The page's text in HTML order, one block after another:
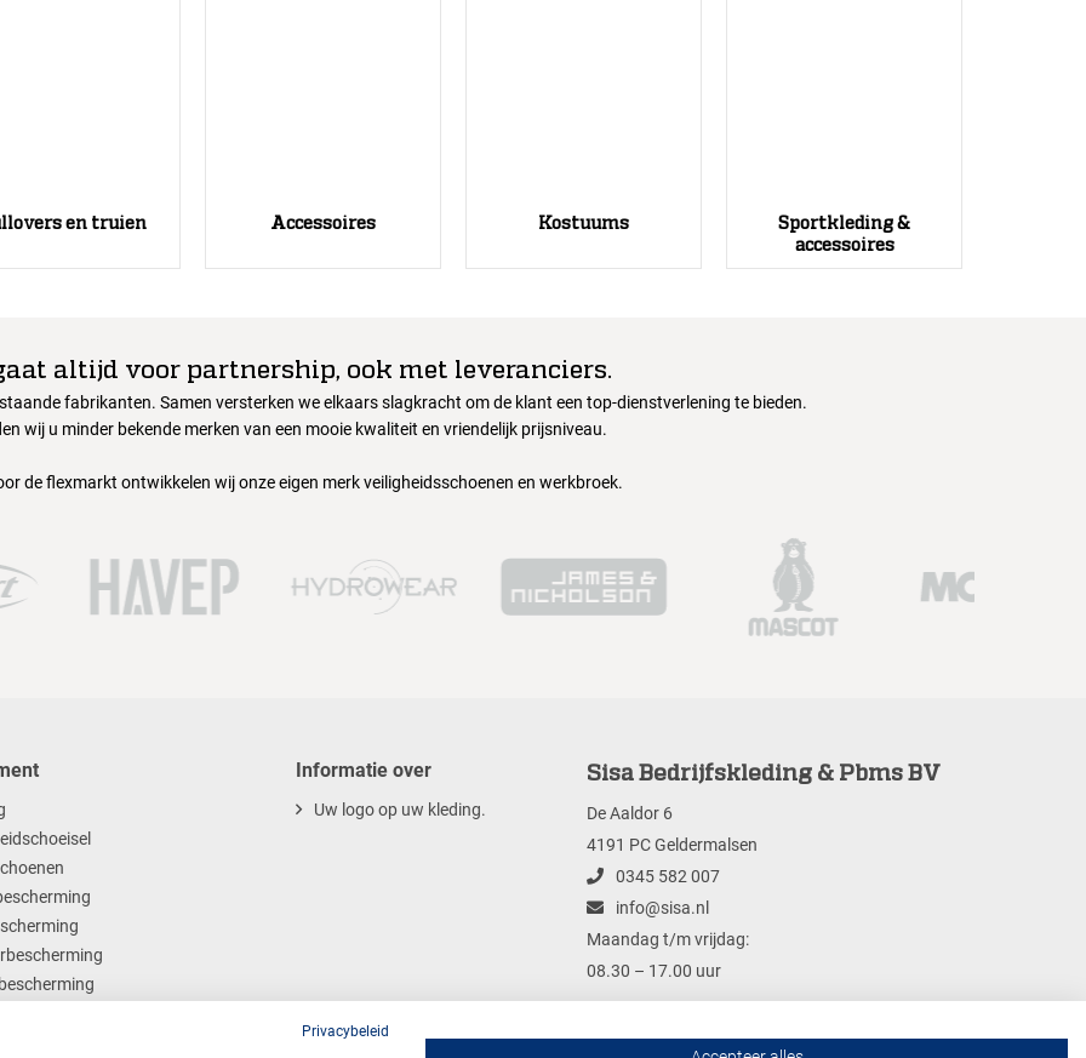
en truien Accessoires Kostuums
Sportkleding &
accessoires
altijd voor partnership, ook met leveranciers.
fabrikanten. Samen versterken we elkaars slagkracht om de klant een top-dienstverlening te bieden.
wij u minder bekende merken van een mooie kwaliteit en vriendelijk prijsniveau.
de flexmarkt ontwikkelen wij onze eigen merk veiligheidsschoenen en werkbroek.
Informatie over
Uw logo op uw kleding.
Sisa Bedrijfskleding & Pbms BV
De Aaldor 6
4191 PC Geldermalsen
0345 582 007
info@sisa.nl
Maandag t/m vrijdag:
08.30 – 17.00 uur
Privacybeleid